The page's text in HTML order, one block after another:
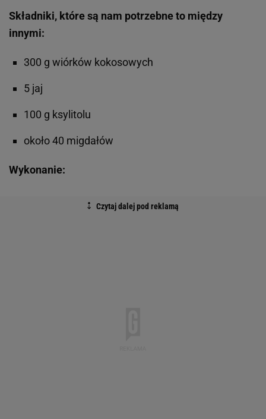
Składniki, które są nam potrzebne to między
innymi:
300 g wiórków kokosowych
5 jaj
100 g ksylitolu
około 40 migdałów
Wykonanie: